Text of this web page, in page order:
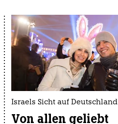
Israels Sicht auf Deutschland
Von allen geliebt